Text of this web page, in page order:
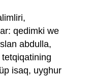
qedimki we
abdulla,
isaq, uyghur